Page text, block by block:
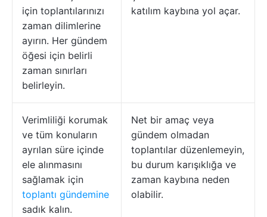
için toplantılarınızı
zaman dilimlerine
ayırın. Her gündem
öğesi için belirli
zaman sınırları
belirleyin.
katılım kaybına yol açar.
Verimliliği korumak
ve tüm konuların
ayrılan süre içinde
ele alınmasını
sağlamak için
toplantı gündemine
sadık kalın.
Net bir amaç veya
gündem olmadan
toplantılar düzenlemeyin,
bu durum karışıklığa ve
zaman kaybına neden
olabilir.